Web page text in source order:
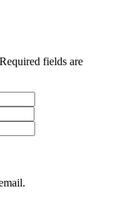
Required fields are